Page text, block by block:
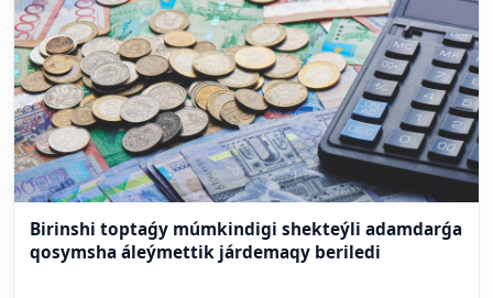
Birinshi toptaǵy múmkindigi shekteýli adamdarǵa
qosymsha áleýmettik járdemaqy beriledi